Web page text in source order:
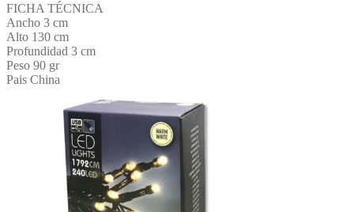
FICHA TÉCNICA
Ancho 3 cm
Alto 130 cm
Profundidad 3 cm
Peso 90 gr
Pais China